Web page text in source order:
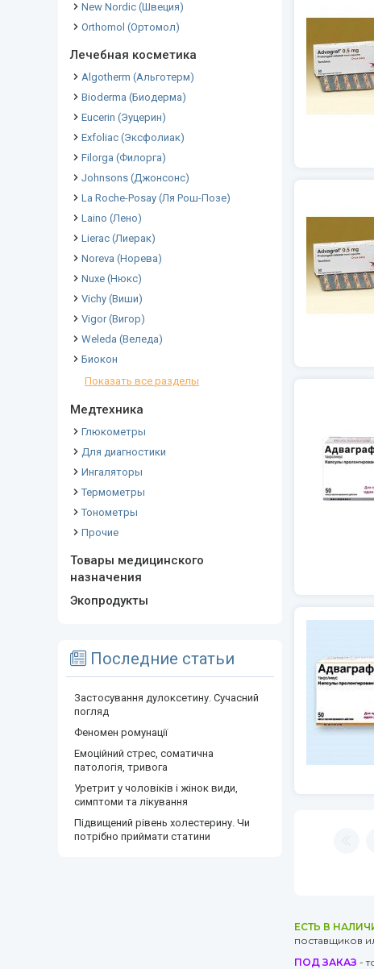
New Nordic (Швеция)
Orthomol (Ортомол)
Лечебная косметика
Algotherm (Альготерм)
Bioderma (Биодерма)
Eucerin (Эуцерин)
Exfoliac (Эксфолиак)
Filorga (Филорга)
Johnsons (Джонсонс)
La Roche-Posay (Ля Рош-Позе)
Laino (Лено)
Lierac (Лиерак)
Noreva (Норева)
Nuxe (Нюкс)
Vichy (Виши)
Vigor (Вигор)
Weleda (Веледа)
Биокон
Показать все разделы
Медтехника
Глюкометры
Для диагностики
Ингаляторы
Термометры
Тонометры
Прочие
Товары медицинского
назначения
Экопродукты
Последние статьи
Застосування дулоксетину. Сучасний
погляд
Феномен ромунації
Емоційний стрес, соматична
патологія, тривога
Уретрит у чоловіків і жінок види,
симптоми та лікування
Підвищений рівень холестерину. Чи
потрібно приймати статини
ЕСТЬ В
поставщиков
ПОД ЗАКАЗ -